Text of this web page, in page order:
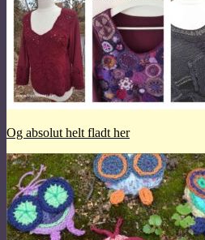
Og absolut helt fladt her